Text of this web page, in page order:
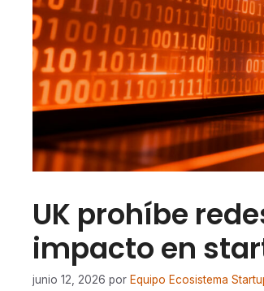
UK prohíbe
impacto en
junio 12, 2026 por Equipo Ecosistema